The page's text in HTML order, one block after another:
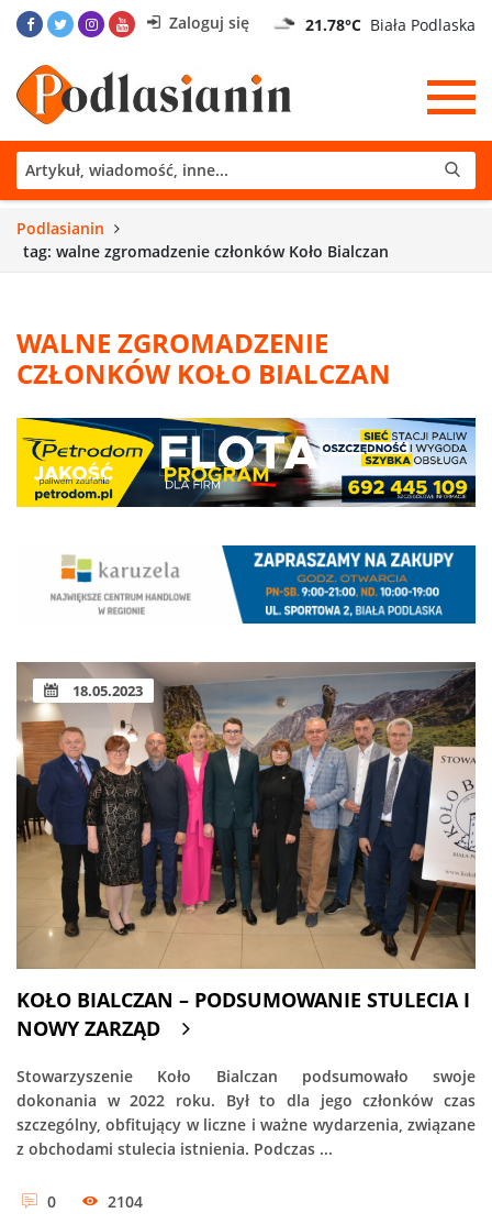
Zaloguj się 21.78°C Biała Podlaska
Podlasianin
tag: walne zgromadzenie członków Koło Bialczan
WALNE ZGROMADZENIE
CZŁONKÓW KOŁO BIALCZAN
18.05.2023
KOŁO BIALCZAN – PODSUMOWANIE STULECIA I
NOWY ZARZĄD
Stowarzyszenie Koło Bialczan podsumowało swoje
dokonania w 2022 roku. Był to dla jego członków czas
szczególny, obfitujący w liczne i ważne wydarzenia, związane
z obchodami stulecia istnienia. Podczas ...
0 2104